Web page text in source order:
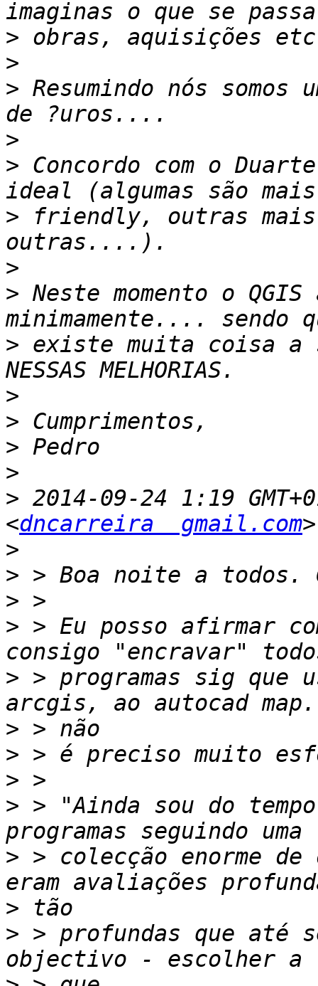
>
>
> Resumindo nós
>
> Concordo com o
> friendly, outras
>
> Neste momento o
> existe muita coisa a
>
>
>
>
> 2014-09-24 1:19
<dncarreira  gmail.com
>
>
>
> > Eu posso afirmar
> > programas sig que
>
>
>
> > "Ainda sou do
> > colecção enorme
>
> > profundas que até